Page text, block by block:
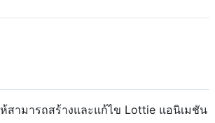
ห้สามารถสร้างและแก้ไข Lottie แอนิเมชัน